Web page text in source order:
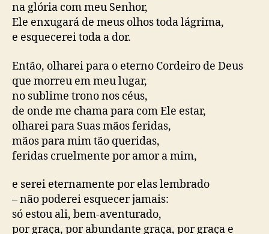
na glória com meu Senhor,
Ele enxugará de meus olhos toda lágrima,
e esquecerei toda a dor.
Então, olharei para o eterno Cordeiro de Deus
que morreu em meu lugar,
no sublime trono nos céus,
de onde me chama para com Ele estar,
olharei para Suas mãos feridas,
mãos para mim tão queridas,
feridas cruelmente por amor a mim,
e serei eternamente por elas lembrado
– não poderei esquecer jamais:
só estou ali, bem-aventurado,
por graça, por abundante graça, por graça e